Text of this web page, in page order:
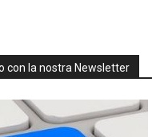
con la nostra Newsletter